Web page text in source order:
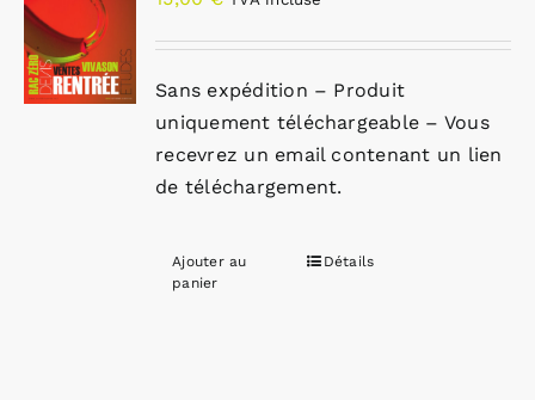
Sans expédition – Produit
uniquement téléchargeable – Vous
recevrez un email contenant un lien
de téléchargement.
Ajouter au
panier
Détails